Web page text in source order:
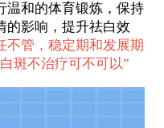
温和的体育锻炼，保持
的影响，提升祛白效
不管，稳定期和发展期
斑不治疗可不可以”